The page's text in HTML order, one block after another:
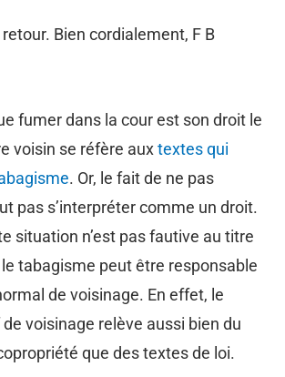
Bien cordialement, F B
fumer dans la cour est son droit le
voisin se réfère auxtextes qui
. Or, le fait de ne pas
pas s’interpréter comme un droit.
situation n’est pas fautive au titre
tabagisme peut être responsable
de voisinage. En effet, le
voisinage relève aussi bien du
que des textes de loi.